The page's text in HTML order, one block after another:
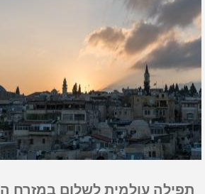
תפילה עולמית לשלום במזרח